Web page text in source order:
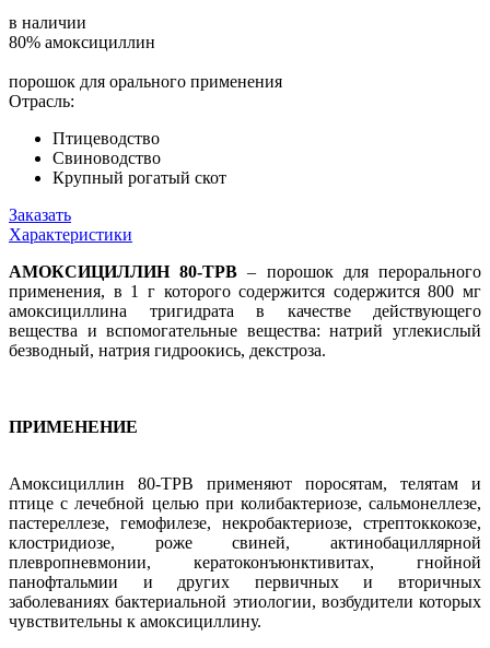
в наличии
80% амоксициллин
порошок для орального применения
Отрасль:
Птицеводство
Свиноводство
Крупный рогатый скот
Заказать
Характеристики
АМОКСИЦИЛЛИН 80-ТРВ – порошок для перорального
применения, в 1 г которого содержится содержится 800 мг
амоксициллина тригидрата в качестве действующего
вещества и вспомогательные вещества: натрий углекислый
безводный, натрия гидроокись, декстроза.
ПРИМЕНЕНИЕ
Амоксициллин 80-ТРВ применяют поросятам, телятам и
птице с лечебной целью при колибактериозе, сальмонеллезе,
пастереллезе, гемофилезе, некробактериозе, стрептоккокозе,
клостридиозе, роже свиней, актинобациллярной
плевропневмонии, кератоконъюнктивитах, гнойной
панофтальмии и других первичных и вторичных
заболеваниях бактериальной этиологии, возбудители которых
чувствительны к амоксициллину.